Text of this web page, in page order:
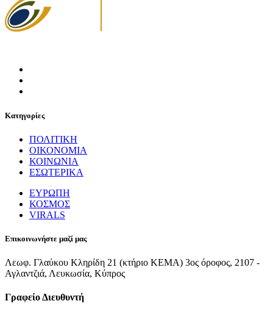
Κατηγορίες
ΠΟΛΙΤΙΚΗ
ΟΙΚΟΝΟΜΙΑ
ΚΟΙΝΩΝΙΑ
ΕΣΩΤΕΡΙΚΑ
ΕΥΡΩΠΗ
ΚΟΣΜΟΣ
VIRALS
Επικοινωνήστε μαζί μας
Λεωφ. Γλαύκου Κληρίδη 21 (κτήριο ΚΕΜΑ) 3ος όροφος, 2107 -
Αγλαντζιά, Λευκωσία, Κύπρος
Γραφείο Διευθυντή